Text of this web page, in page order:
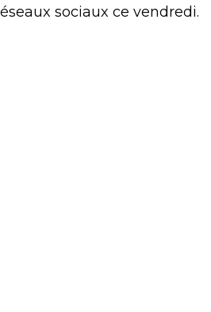
sociaux ce vendredi.